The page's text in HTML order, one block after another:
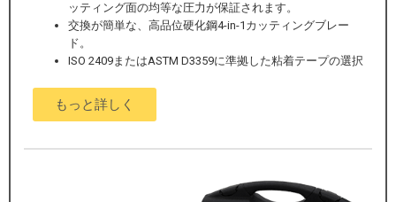
ッティング面の均等な圧力が保証されます。
交換が簡単な、高品位硬化鋼4-in-1カッティングブレー
ド。
ISO 2409またはASTM D3359に準拠した粘着テープの選択
もっと詳しく